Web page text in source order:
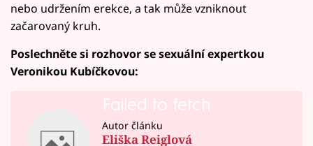
nebo udržením erekce, a tak může vzniknout
začarovaný kruh.
Poslechněte si rozhovor se sexuální expertkou
Veronikou Kubíčkovou:
Failed to fetch
Autor článku
Eliška Reiglová